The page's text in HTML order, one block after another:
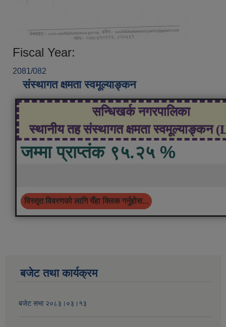
Fiscal Year:
2081/082
संस्थागत क्षमता स्वमूल्याङ्कन
सन्धिखर्क नगरपालिका
स्थानीय तह संस्थागत क्षमता स्वमूल्याङ्कन
जम्मा प्राप्तंक ९५.२५ %
विस्तृत विवरणको लागि यँहा क्लिक गर्नुहोस...
बजेट तथा कार्यक्रम
बजेट सभा २०८३।०३।१३